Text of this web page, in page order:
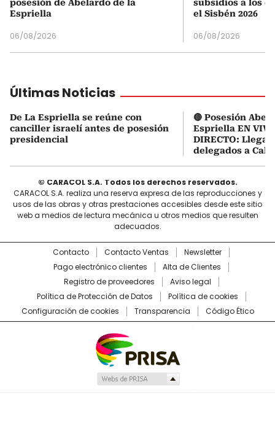
posesión de Abelardo de la
Espriella
06/08/2026
subsidios a los
el Sisbén 2026
06/08/2026
Últimas Noticias
De La Espriella se reúne con
canciller israelí antes de posesión
presidencial
🔴 Posesión
Espriella EN
DIRECTO:
delegados a Cali
© CARACOL S.A. Todos los derechos reservados.
CARACOL S.A. realiza una reserva expresa de las reproducciones y
usos de las obras y otras prestaciones accesibles desde este sitio
web a medios de lectura mecánica u otros medios que resulten
adecuados.
Contacto Contacto Ventas
Newsletter
Pago electrónico clientes
Alta de Clientes
Registro de proveedores
Aviso legal
Política de Protección de Datos
Política de cookies
Configuración de cookies
Transparencia Código Ético